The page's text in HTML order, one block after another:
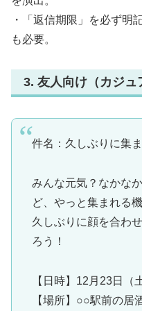
・「返信期限」を必ず明
も必要。
3. 友人向け（カジュ
件名：久しぶりに集
みんな元気？なかな
ど、やっと集まれる
久しぶりに顔を合わ
ろう！
【日時】12月23日（
【場所】○○駅前の居